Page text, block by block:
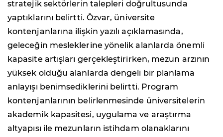
stratejik sektörlerin talepleri doğrultusunda
yaptıklarını belirtti. Özvar, üniversite
kontenjanlarına ilişkin yazılı açıklamasında,
geleceğin mesleklerine yönelik alanlarda önemli
kapasite artışları gerçekleştirirken, mezun arzının
yüksek olduğu alanlarda dengeli bir planlama
anlayışı benimsediklerini belirtti. Program
kontenjanlarının belirlenmesinde üniversitelerin
akademik kapasitesi, uygulama ve araştırma
altyapısı ile mezunların istihdam olanaklarını